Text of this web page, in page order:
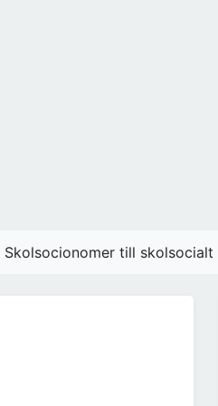
till skolsocialt